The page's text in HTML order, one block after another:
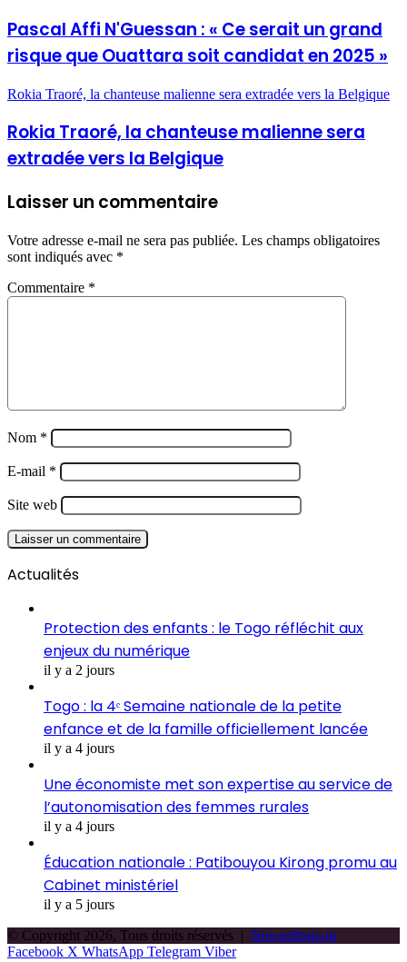
Pascal Affi N'Guessan : « Ce serait un grand
risque que Ouattara soit candidat en 2025 »
Rokia Traoré, la chanteuse malienne sera extradée vers la Belgique
Rokia Traoré, la chanteuse malienne sera
extradée vers la Belgique
Laisser un commentaire
Votre adresse e-mail ne sera pas publiée. Les champs obligatoires
sont indiqués avec *
Commentaire *
Nom *
E-mail *
Site web
Actualités
Protection des enfants : le Togo réfléchit aux
enjeux du numérique
il y a 2 jours
Togo : la 4ᵉ Semaine nationale de la petite
enfance et de la famille officiellement lancée
il y a 4 jours
Une économiste met son expertise au service de
l’autonomisation des femmes rurales
il y a 4 jours
Éducation nationale : Patibouyou Kirong promu au
Cabinet ministériel
il y a 5 jours
© Copyright 2026, Tous droits réservés | Newsoftogo.tg
Facebook X WhatsApp Telegram Viber